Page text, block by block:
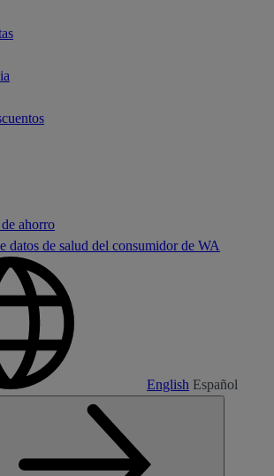
ahorro
datos de salud del consumidor de WA
English Español